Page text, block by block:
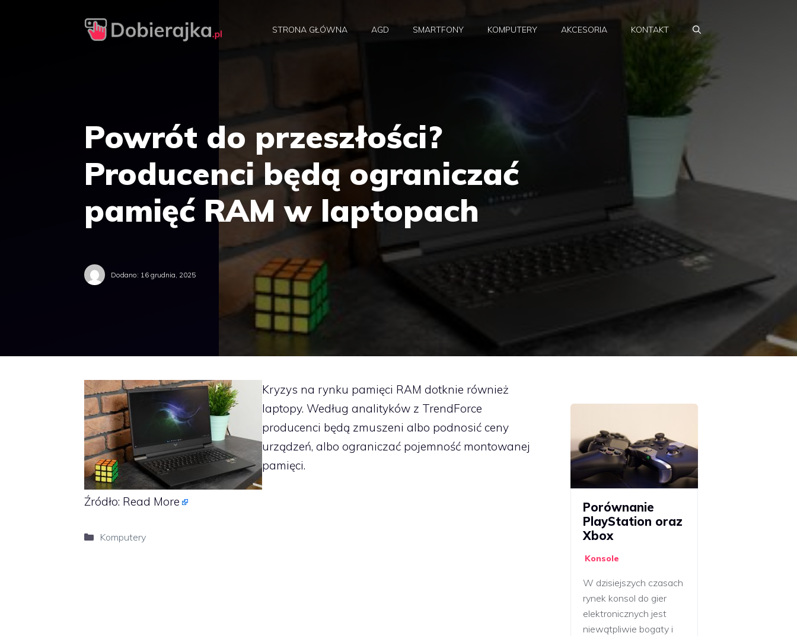
STRONA GŁÓWNA AGD SMARTFONY KOMPUTERY AKCESORIA KONTAKT
Powrót do przeszłości?
Producenci będą ograniczać
pamięć RAM w laptopach
Dodano: 16 grudnia, 2025
Kryzys na rynku pamięci RAM dotknie również
laptopy. Według analityków z TrendForce
producenci będą zmuszeni albo podnosić ceny
urządzeń, albo ograniczać pojemność montowanej
pamięci.
Źródło: Read More
Kategorie
Komputery
Porównanie
PlayStation oraz
Xbox
Konsole
W dzisiejszych czasach
rynek konsol do gier
elektronicznych jest
niewątpliwie bogaty i